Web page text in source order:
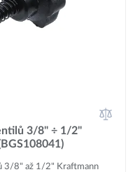
3/8" ÷ 1/2"
3/8" až 1/2" Kraftmann